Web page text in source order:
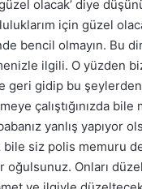
olacak’ diye
için güzel
bencil olmayın. Bu
ilgili. O yüzden
gidip bu şeylerden
çalıştığınızda bile
yanlış yapıyor
bile siz polis memuru
oğulsunuz. Onları